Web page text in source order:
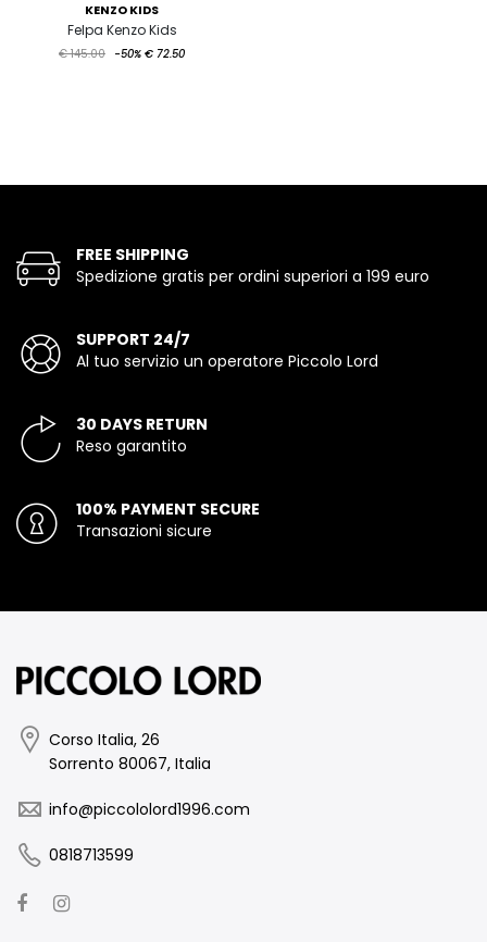
KENZO KIDS
Felpa Kenzo Kids
€ 145.00 -50% € 72.50
FREE SHIPPING
Spedizione gratis per ordini superiori a 199 euro
SUPPORT 24/7
Al tuo servizio un operatore Piccolo Lord
30 DAYS RETURN
Reso garantito
100% PAYMENT SECURE
Transazioni sicure
Corso Italia, 26
Sorrento 80067, Italia
info@piccololord1996.com
0818713599